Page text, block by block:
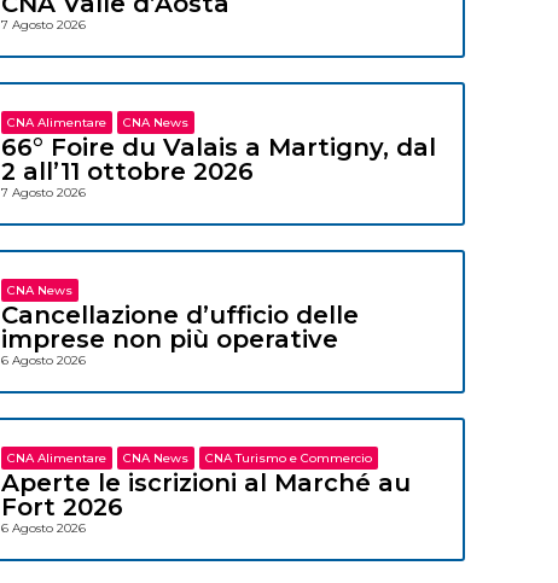
7 Agosto 2026
CNA Alimentare CNA News
66° Foire du Valais a Martigny, dal
2 all’11 ottobre 2026
7 Agosto 2026
CNA News
Cancellazione d’ufficio delle
imprese non più operative
6 Agosto 2026
CNA Alimentare CNA News CNA Turismo e Commercio
Aperte le iscrizioni al Marché au
Fort 2026
6 Agosto 2026